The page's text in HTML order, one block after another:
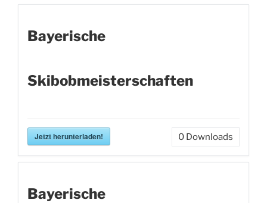
Bayerische
Skibobmeisterschaften
Jetzt herunterladen! 0 Downloads
Bayerische